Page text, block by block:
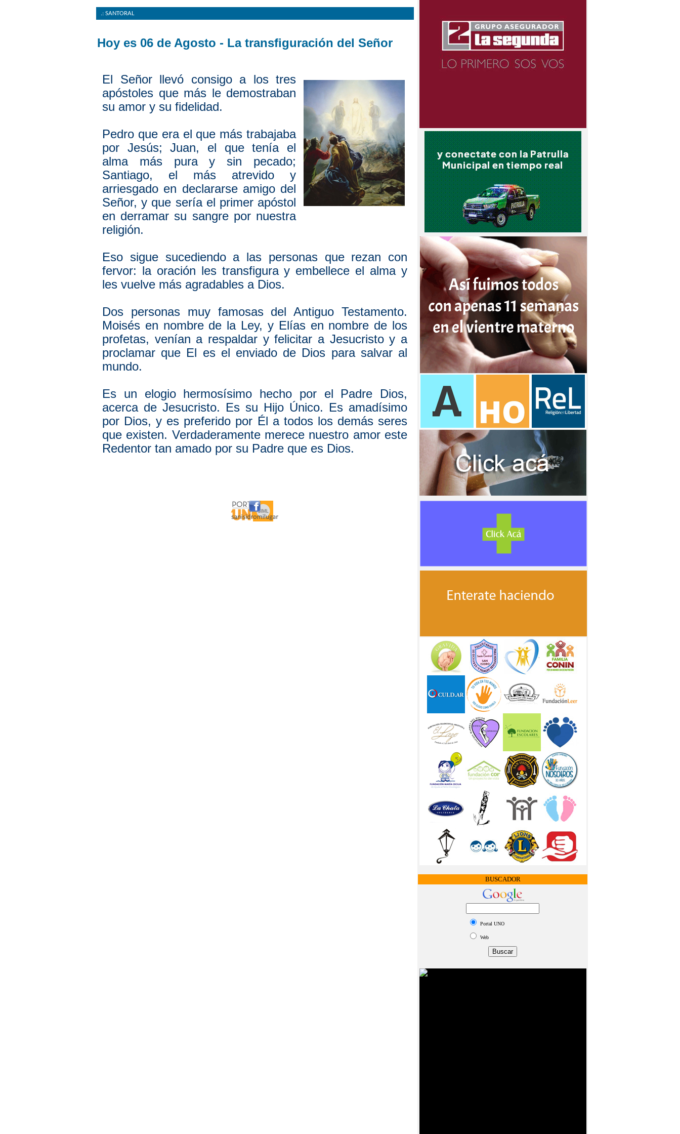
.: SANTORAL
Hoy es 06 de Agosto - La transfiguración del Señor
El Señor llevó consigo a los tres
apóstoles que más le demostraban
su amor y su fidelidad.
Pedro que era el que más trabajaba
por Jesús; Juan, el que tenía el
alma más pura y sin pecado;
Santiago, el más atrevido y
arriesgado en declararse amigo del
Señor, y que sería el primer apóstol
en derramar su sangre por nuestra
religión.
Eso sigue sucediendo a las personas que rezan con
fervor: la oración les transfigura y embellece el alma y
les vuelve más agradables a Dios.
Dos personas muy famosas del Antiguo Testamento.
Moisés en nombre de la Ley, y Elías en nombre de los
profetas, venían a respaldar y felicitar a Jesucristo y a
proclamar que El es el enviado de Dios para salvar al
mundo.
Es un elogio hermosísimo hecho por el Padre Dios,
acerca de Jesucristo. Es su Hijo Único. Es amadísimo
por Dios, y es preferido por Él a todos los demás seres
que existen. Verdaderamente merece nuestro amor este
Redentor tan amado por su Padre que es Dios.
BUSCADOR
Portal UNO
Web